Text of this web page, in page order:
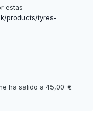
estas
products/tyres-
ha salido a 45,00-€